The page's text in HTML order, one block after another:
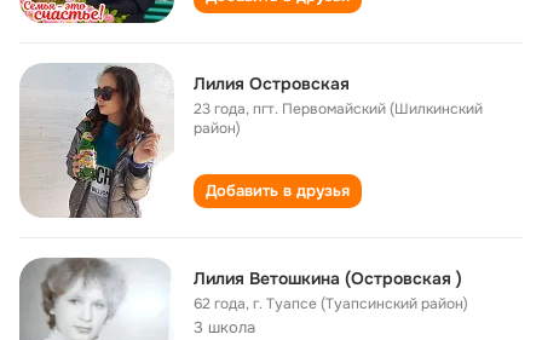
Лилия Островская
23 года,пгт. Первомайский (Шилкинский
район)
Добавить в друзья
Лилия Ветошкина (Островская )
62 года,г. Туапсе (Туапсинский район)
3 школа